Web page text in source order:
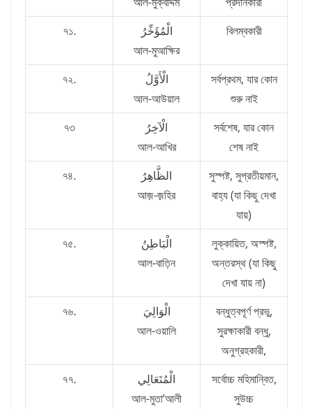
৭১.
الْمُؤَخِّرُ
আল-মুআক্ষির
বিলম্বকারী
৭২.
الْأَوَّلُ
আল-আউয়াল
সর্বপ্রথম, যার কোন
শুরু নাই
৭৩
الْآخِرُ
আল-আখির
সর্বশেষ, যার কোন
শেষ নাই
৭৪.
الظَّاهِرُ
আজ়-জ়়হির
সুস্পষ্ট, সুপ্রতীয়মান,
বাহ্য (যা কিছু দেখা
যায়)
৭৫.
الْبَاطِنُ
আল-বাত়িন
লুক্কায়িত, অস্পষ্ট,
অন্তরস্থ (যা কিছু
দেখা যায় না)
৭৬.
الْوَالِيَ
আল-ওয়ালি
বন্ধুত্বপূর্ণ প্রভু,
সুরক্ষাকারী বন্ধু,
অনুগ্রহকারী,
৭৭.
الْمُتَعَالِي
আল-মুতা’আলী
সর্বোচ্চ মহিমান্বিত,
সুউচ্চ